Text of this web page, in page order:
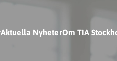
Aktuella NyheterOm TIA